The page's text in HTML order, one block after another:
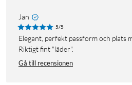
Jan
5/5
Elegant, perfekt passform och plats med de kort jag behöver!
Riktigt fint "läder".
Gå till recensionen